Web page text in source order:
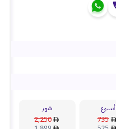
أسبوع
735
شهر
2,250